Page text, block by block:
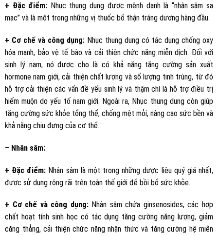
+ Đặc điểm: Nhục thung dung được mệnh danh là “nhân sâm sa
mạc” và là một trong những vị thuốc bổ thận tráng dương hàng đầu.
+ Cơ chế và công dụng: Nhục thung dung có tác dụng chống oxy
hóa mạnh, bảo vệ tế bào và cải thiện chức năng miễn dịch. Đối với
sinh lý nam, nó được cho là có khả năng tăng cường sản xuất
hormone nam giới, cải thiện chất lượng và số lượng tinh trùng, từ đó
hỗ trợ cải thiện các vấn đề yếu sinh lý và thậm chí là hỗ trợ điều trị
hiếm muộn do yếu tố nam giới. Ngoài ra, Nhục thung dung còn giúp
tăng cường sức khỏe tổng thể, chống mệt mỏi, nâng cao sức bền và
khả năng chịu đựng của cơ thể.
– Nhân sâm:
+ Đặc điểm: Nhân sâm là một trong những dược liệu quý giá nhất,
được sử dụng rộng rãi trên toàn thế giới để bồi bổ sức khỏe.
+ Cơ chế và công dụng:Nhân sâm chứa ginsenosides, các hợp
chất hoạt tính sinh học có tác dụng tăng cường năng lượng, giảm
căng thẳng, cải thiện chức năng nhận thức và tăng cường hệ miễn